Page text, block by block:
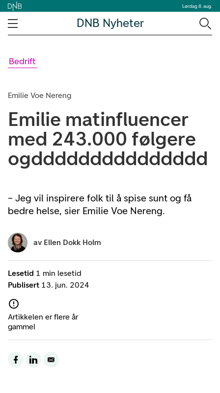
Lørdag 8. aug.
DNB Nyheter
Bedrift
Emilie Voe Nereng
Emilie matinfluencer
med 243.000 følgere
ogddddddddddddddd
– Jeg vil inspirere folk til å spise sunt og få
bedre helse, sier Emilie Voe Nereng.
Lesetid 1 min lesetid
Publisert 13. jun. 2024
Artikkelen er flere år
gammel
av Ellen Dokk Holm